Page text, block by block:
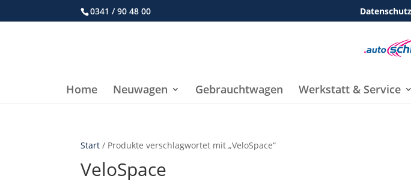
0341 / 90 48 00
Home Neuwagen Gebrauchtwagen Werkstatt & Service
Start / Produkte verschlagwortet mit „VeloSpace“
VeloSpace